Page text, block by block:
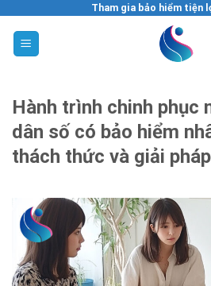
content
Tham gia bảo hiểm tiện
Hành trình chinh phục
dân số có bảo hiểm
thách thức và giải pháp